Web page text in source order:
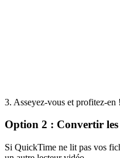
3. Asseyez-vous et profitez-en !
Option 2 : Convertir les
Si QuickTime ne lit pas vos